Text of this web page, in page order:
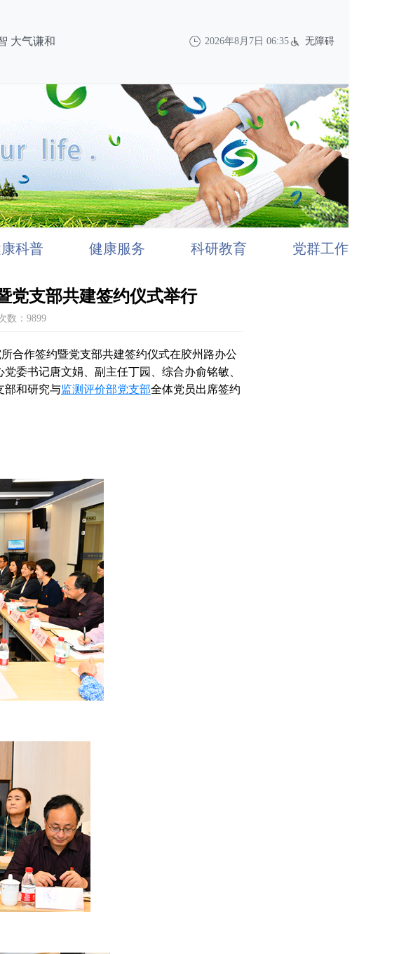
大气谦和 2026年8月7日 06:35 无障碍
科普 健康服务 科研教育 党群工作
党支部共建签约仪式举行
数：9899
合作签约暨党支部共建签约仪式在胶州路办公
委书记唐文娟、副主任丁园、综合办俞铭敏、
部和研究与监测评价部党支部全体党员出席签约